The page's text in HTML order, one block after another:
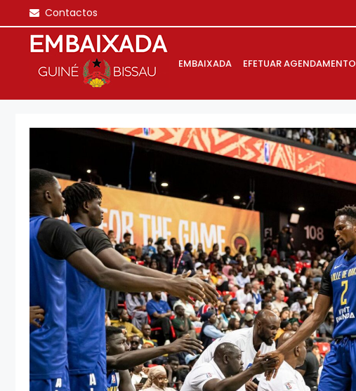
Saltar
para
Contactos
EMBAIXADA EFETUAR AGENDAMENTO